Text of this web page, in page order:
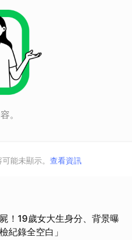
。
能未顯示。 查看資訊
！19歲女大生身分、背景曝
錄全空白」